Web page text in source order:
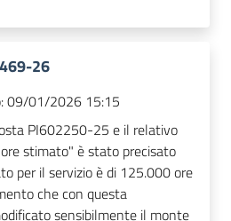
26
09/01/2026 15:15
PI602250-25 e il relativo
stimato" è stato precisato
per il servizio è di 125.000 ore
che con questa
sensibilmente il monte